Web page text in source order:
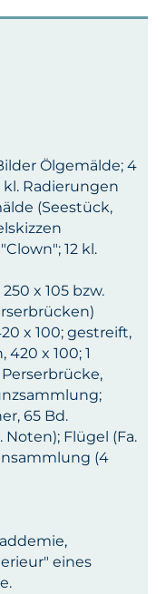
Ölgemälde; 4
Radierungen
(Seestück,
12 kl.
x 105 bzw.
x 100; gestreift,
420 x 100; 1
Perserbrücke,
65 Bd.
Flügel (Fa.
(4
eines